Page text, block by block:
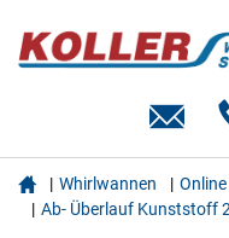
 Whirlwannen
Ab- Überlauf Kunststoff